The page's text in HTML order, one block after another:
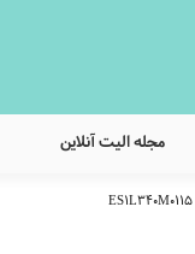
مجله الیت آنلاین